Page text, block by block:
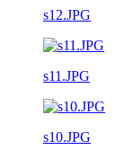
s12.JPG
s11.JPG
s10.JPG